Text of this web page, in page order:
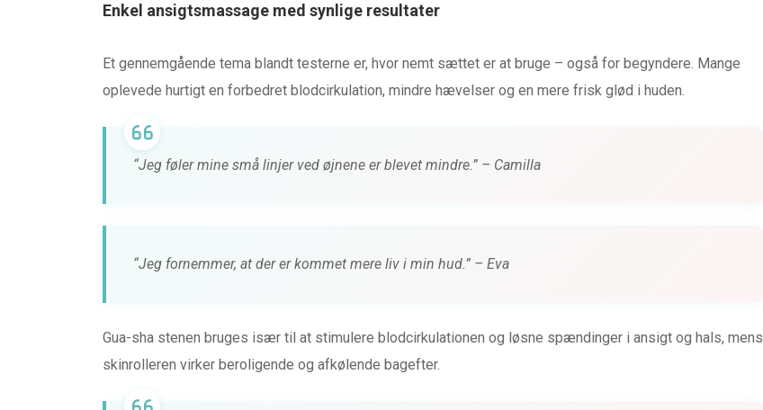
Enkel ansigtsmassage med synlige resultater
Et gennemgående tema blandt testerne er, hvor nemt sættet er at bruge – også for begyndere. Mange
oplevede hurtigt en forbedret blodcirkulation, mindre hævelser og en mere frisk glød i huden.
“Jeg føler mine små linjer ved øjnene er blevet mindre.” – Camilla
“Jeg fornemmer, at der er kommet mere liv i min hud.” – Eva
Gua-sha stenen bruges især til at stimulere blodcirkulationen og løsne spændinger i ansigt og hals, mens
skinrolleren virker beroligende og afkølende bagefter.